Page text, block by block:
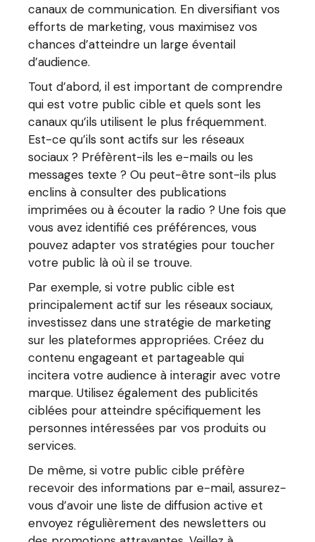
canaux de communication. En diversifiant vos
efforts de marketing, vous maximisez vos
chances d’atteindre un large éventail
d’audience.
Tout d’abord, il est important de comprendre
qui est votre public cible et quels sont les
canaux qu’ils utilisent le plus fréquemment.
Est-ce qu’ils sont actifs sur les réseaux
sociaux ? Préfèrent-ils les e-mails ou les
messages texte ? Ou peut-être sont-ils plus
enclins à consulter des publications
imprimées ou à écouter la radio ? Une fois que
vous avez identifié ces préférences, vous
pouvez adapter vos stratégies pour toucher
votre public là où il se trouve.
Par exemple, si votre public cible est
principalement actif sur les réseaux sociaux,
investissez dans une stratégie de marketing
sur les plateformes appropriées. Créez du
contenu engageant et partageable qui
incitera votre audience à interagir avec votre
marque. Utilisez également des publicités
ciblées pour atteindre spécifiquement les
personnes intéressées par vos produits ou
services.
De même, si votre public cible préfère
recevoir des informations par e-mail, assurez-
vous d’avoir une liste de diffusion active et
envoyez régulièrement des newsletters ou